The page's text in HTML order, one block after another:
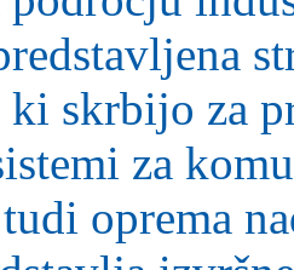
ki skrbijo za
za
oprema